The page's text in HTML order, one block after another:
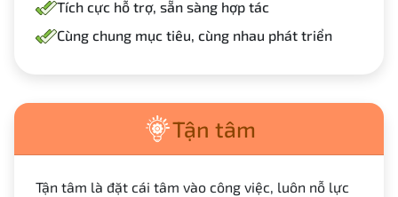
Tích cực hỗ trợ, sẵn sàng hợp tác
Cùng chung mục tiêu, cùng nhau phát triển
Tận tâm
Tận tâm là đặt cái tâm vào công việc, luôn nỗ lực